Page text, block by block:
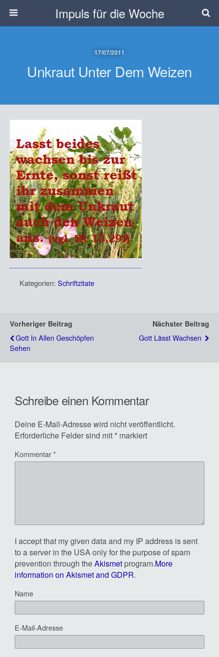
Impuls für die Woche
17/07/2011
Unkraut Unter Dem Weizen
Kategorien: Schriftzitate
Vorheriger Beitrag
Gott In Allen Geschöpfen
Sehen
Nächster Beitrag
Gott Lässt Wachsen
Schreibe einen Kommentar
Deine E-Mail-Adresse wird nicht veröffentlicht.
Erforderliche Felder sind mit * markiert
Kommentar*
I accept that my given data and my IP address is sent
to a server in the USA only for the purpose of spam
prevention through theAkismet program.More
information on Akismet and GDPR.
Name
E-Mail-Adresse